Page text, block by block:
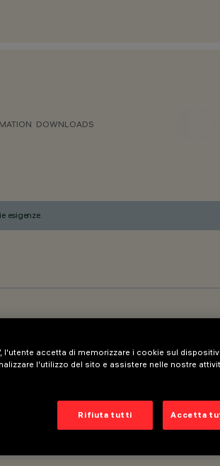
DOWNLOADS
esigenze.
l'utente accetta di memorizzare i cookie sul
l'utilizzo del sito e assistere nelle nostre
Rifiuta tutti Accetta